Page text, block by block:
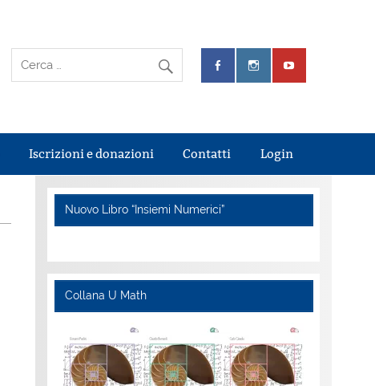
Iscrizioni e donazioni Contatti Login
Nuovo Libro “Insiemi Numerici”
Collana U Math